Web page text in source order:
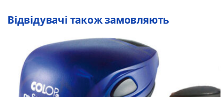
Відвідувачі також замовляють